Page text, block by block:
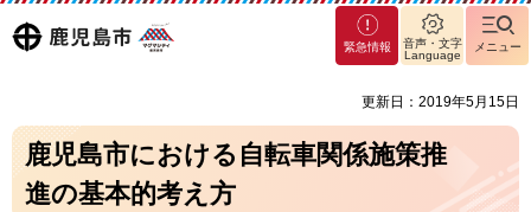
鹿児島
マグ
マシ
緊急情報
音声・文字
Language
メニュー
更新日：2019年5月15日
鹿児島市における自転車関係施策推
進の基本的考え方